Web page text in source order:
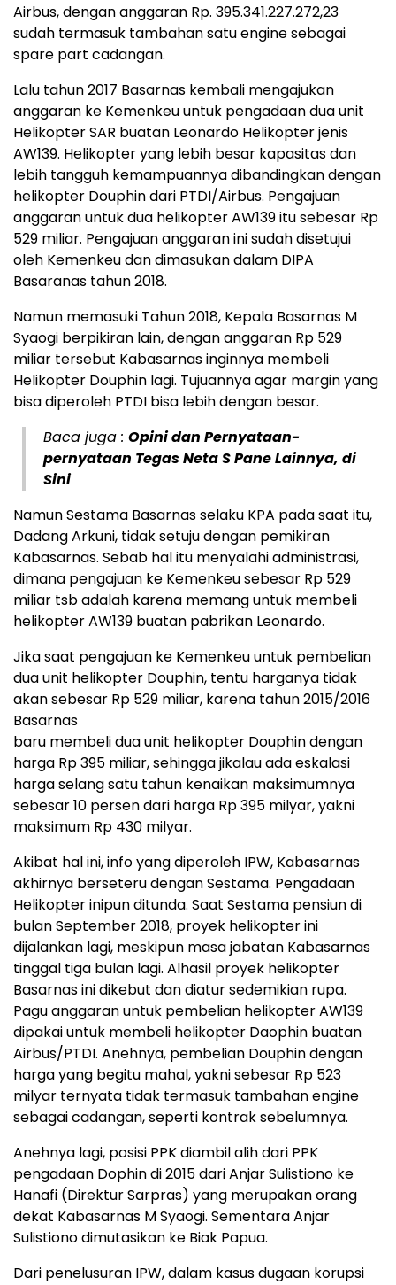
Airbus, dengan anggaran Rp. 395.341.227.272,23
sudah termasuk tambahan satu engine sebagai
spare part cadangan.
Lalu tahun 2017 Basarnas kembali mengajukan
anggaran ke Kemenkeu untuk pengadaan dua unit
Helikopter SAR buatan Leonardo Helikopter jenis
AW139. Helikopter yang lebih besar kapasitas dan
lebih tangguh kemampuannya dibandingkan dengan
helikopter Douphin dari PTDI/Airbus. Pengajuan
anggaran untuk dua helikopter AW139 itu sebesar Rp
529 miliar. Pengajuan anggaran ini sudah disetujui
oleh Kemenkeu dan dimasukan dalam DIPA
Basaranas tahun 2018.
Namun memasuki Tahun 2018, Kepala Basarnas M
Syaogi berpikiran lain, dengan anggaran Rp 529
miliar tersebut Kabasarnas inginnya membeli
Helikopter Douphin lagi. Tujuannya agar margin yang
bisa diperoleh PTDI bisa lebih dengan besar.
Baca juga : Opini dan Pernyataan-
pernyataan Tegas Neta S Pane Lainnya, di
Sini
Namun Sestama Basarnas selaku KPA pada saat itu,
Dadang Arkuni, tidak setuju dengan pemikiran
Kabasarnas. Sebab hal itu menyalahi administrasi,
dimana pengajuan ke Kemenkeu sebesar Rp 529
miliar tsb adalah karena memang untuk membeli
helikopter AW139 buatan pabrikan Leonardo.
Jika saat pengajuan ke Kemenkeu untuk pembelian
dua unit helikopter Douphin, tentu harganya tidak
akan sebesar Rp 529 miliar, karena tahun 2015/2016
Basarnas
baru membeli dua unit helikopter Douphin dengan
harga Rp 395 miliar, sehingga jikalau ada eskalasi
harga selang satu tahun kenaikan maksimumnya
sebesar 10 persen dari harga Rp 395 milyar, yakni
maksimum Rp 430 milyar.
Akibat hal ini, info yang diperoleh IPW, Kabasarnas
akhirnya berseteru dengan Sestama. Pengadaan
Helikopter inipun ditunda. Saat Sestama pensiun di
bulan September 2018, proyek helikopter ini
dijalankan lagi, meskipun masa jabatan Kabasarnas
tinggal tiga bulan lagi. Alhasil proyek helikopter
Basarnas ini dikebut dan diatur sedemikian rupa.
Pagu anggaran untuk pembelian helikopter AW139
dipakai untuk membeli helikopter Daophin buatan
Airbus/PTDI. Anehnya, pembelian Douphin dengan
harga yang begitu mahal, yakni sebesar Rp 523
milyar ternyata tidak termasuk tambahan engine
sebagai cadangan, seperti kontrak sebelumnya.
Anehnya lagi, posisi PPK diambil alih dari PPK
pengadaan Dophin di 2015 dari Anjar Sulistiono ke
Hanafi (Direktur Sarpras) yang merupakan orang
dekat Kabasarnas M Syaogi. Sementara Anjar
Sulistiono dimutasikan ke Biak Papua.
Dari penelusuran IPW, dalam kasus dugaan korupsi